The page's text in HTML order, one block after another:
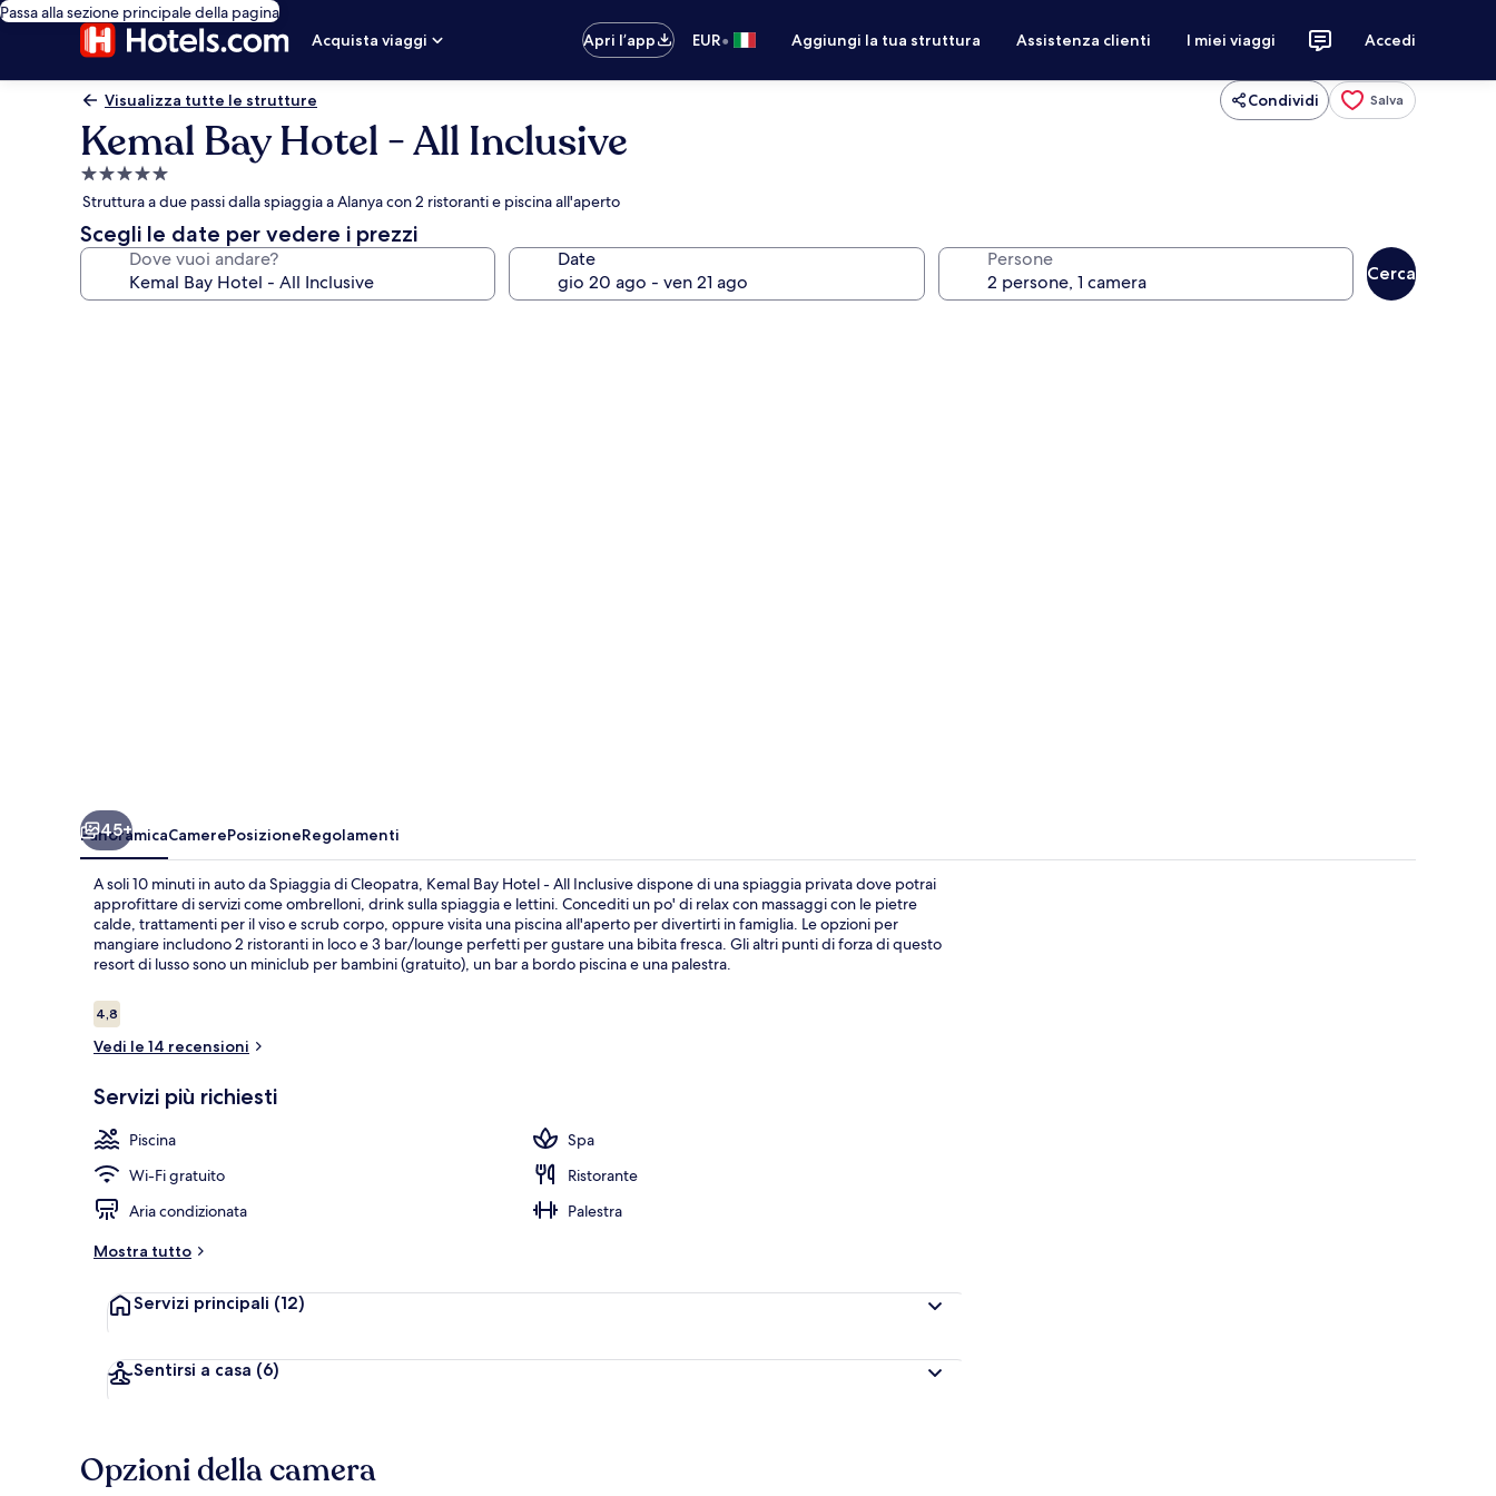
Passa alla sezione principale della pagina
Acquista viaggi
Apri l’app EUR• Aggiungi la tua struttura Assistenza clienti I miei viaggi Accedi
Visualizza tutte le strutture Condividi Salva
Kemal Bay Hotel - All Inclusive
Struttura
a
5.0
stelle
Struttura a due passi dalla spiaggia a Alanya con 2 ristoranti e piscina all'aperto
Scegli le date per vedere i prezzi
Dove vuoi andare? Date Persone
Cerca
Area ristorazione
45+
PanoramicaCamerePosizioneRegolamenti
A soli 10 minuti in auto da Spiaggia di Cleopatra, Kemal Bay Hotel - All Inclusive dispone di una spiaggia privata dove potrai
approfittare di servizi come ombrelloni, drink sulla spiaggia e lettini. Concediti un po' di relax con massaggi con le pietre
calde, trattamenti per il viso e scrub corpo, oppure visita una piscina all'aperto per divertirti in famiglia. Le opzioni per
mangiare includono 2 ristoranti in loco e 3 bar/lounge perfetti per gustare una bibita fresca. Gli altri punti di forza di questo
resort di lusso sono un miniclub per bambini (gratuito), un bar a bordo piscina e una palestra.
Recensioni
4,84,8 su 10
Vedi le 14 recensioni
Servizi più richiesti
Piscina
Spa
Wi-Fi gratuito
Ristorante
Aria condizionata
Palestra
Mostra tutto
Servizi principali (12)
Sentirsi a casa (6)
Opzioni della camera